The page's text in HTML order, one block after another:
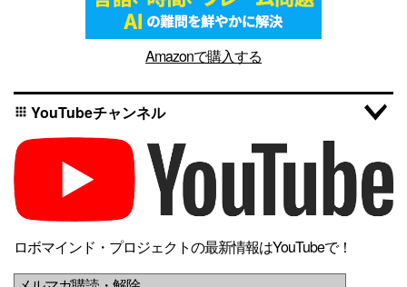
Amazonで購入する
apps YouTubeチャンネル
ロボマインド・プロジェクトの最新情報はYouTubeで！